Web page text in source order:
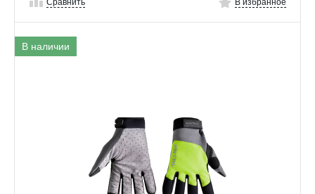
В наличии